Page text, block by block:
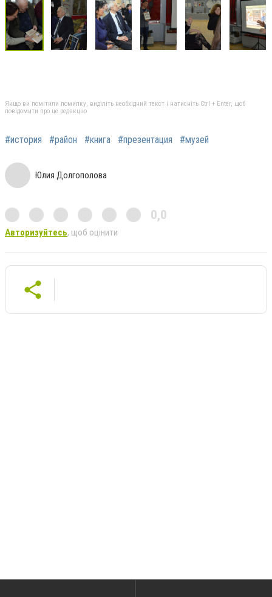
Якщо ви помітили помилку, виділіть необхідний текст і натисніть Ctrl + Enter, щоб
повідомити про це редакцію
#история #район #книга #презентация #музей
Юлия Долгополова
0,0
Авторизуйтесь, щоб оцінити